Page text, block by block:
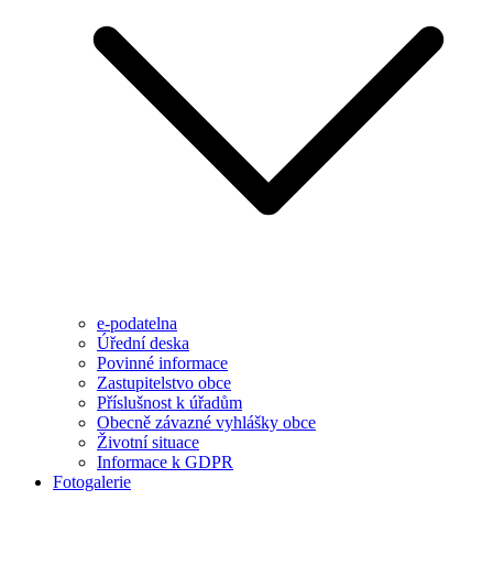
e-podatelna
Úřední deska
Povinné informace
Zastupitelstvo obce
Příslušnost k úřadům
Obecně závazné vyhlášky obce
Životní situace
Informace k GDPR
Fotogalerie